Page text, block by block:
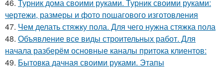
46. Турник дома своими руками. Турник своими руками:
чертежи, размеры и фото пошагового изготовления
47. Чем делать стяжку пола. Для чего нужна стяжка пола
48. Объявление все виды строительных работ. Для
начала разберём основные каналы притока клиентов:
49. Бытовка дачная своими руками. Этапы